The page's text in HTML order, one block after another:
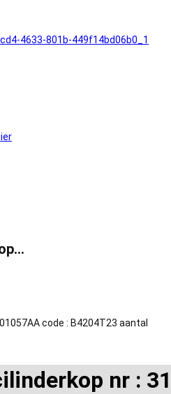
code : B4204T23 aantal
nr :